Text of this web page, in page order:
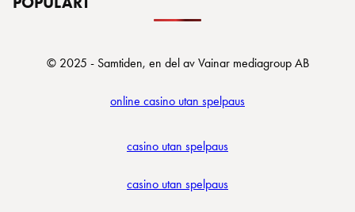
© 2025 - Samtiden, en del av Vainar mediagroup AB
online casino utan spelpaus
casino utan spelpaus
casino utan spelpaus